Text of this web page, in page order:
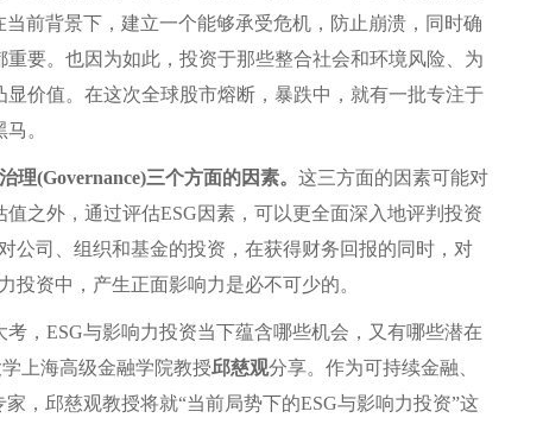
前背景下，建立一个能够承受危机，防止崩溃，同时确
要。也因为如此，投资于那些整合社会和环境风险、为
价值。在这次全球股市熔断，暴跌中，就有一批专注于
。
理(Governance)三个方面的因素。 这三方面的因素可能对
之外，通过评估ESG因素，可以更全面深入地评判投资
公司、组织和基金的投资，在获得财务回报的同时，对
投资中，产生正面影响力是必不可少的。
，ESG与影响力投资当下蕴含哪些机会，又有哪些潜在
上海高级金融学院教授邱慈观分享。作为可持续金融、
，邱慈观教授将就“当前局势下的ESG与影响力投资”这